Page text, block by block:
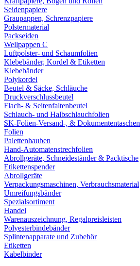
Seidenpapiere
Graupappen, Schrenzpapiere
Polstermaterial
Packseiden
Wellpappen C
Luftpolster- und Schaumfolien
Klebebänder, Kordel & Etiketten
Klebebänder
Polykordel
Beutel & Säcke, Schläuche
Druckverschlussbeutel
Flach- & Seitenfaltenbeutel
Schlauch- und Halbschlauchfolien
SK-Folien-Versand-, & Dokumententaschen
Folien
Palettenhauben
Hand-Automatenstrechfolien
Abrollgeräte, Schneideständer & Packtische
Etikettenspender
Abrollgeräte
Verpackungsmaschinen, Verbrauchsmaterial
Umreifungsbänder
Spezialsortiment
Handel
Warenauszeichnung, Regalpreisleisten
Polyesterbindebänder
Splintenapparate und Zubehör
Etiketten
Kabelbinder